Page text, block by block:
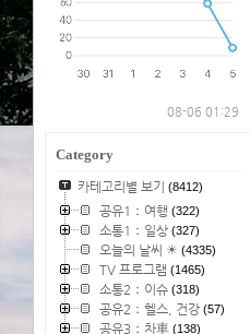
08-06 01:29
Category
카테고리별 보기 (8412)
공유1：여행 (322)
소통1：일상 (327)
오늘의 날씨 ☀ (4335)
TV 프로그램 (1465)
소통2：이슈 (318)
공유2：헬스, 건강 (57)
공유3：차車 (138)